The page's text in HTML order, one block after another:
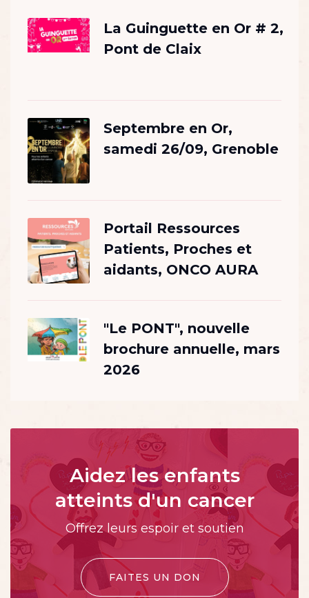
La Guinguette en Or # 2,
Pont de Claix
Septembre en Or,
samedi 26/09, Grenoble
Portail Ressources
Patients, Proches et
aidants, ONCO AURA
"Le PONT", nouvelle
brochure annuelle, mars
2026
Aidez les enfants
atteints d'un cancer
Offrez leurs espoir et soutien
FAITES UN DON